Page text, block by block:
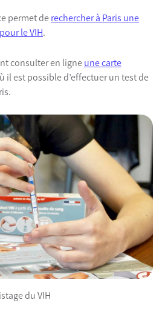
permet de rechercher à Paris une
le VIH.
consulter en ligne une carte
il est possible d’effectuer un test de
du VIH